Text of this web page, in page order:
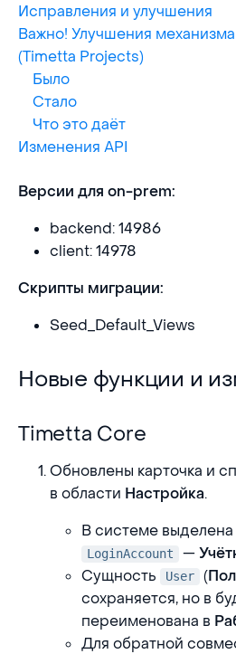
Исправления и улучшения
Важно! Улучшения
(Timetta Projects)
Было
Стало
Что это даёт
Изменения API
Версии для on-prem:
backend: 14986
client: 14978
Скрипты миграции:
Seed_Default_Views
Новые функции и
Новые функции и
Timetta Core
Timetta Core
Обновлены карточка и
в области Настройка.
В системе
LoginAccount —
Сущность
User (
сохраняется, но в
переименована в
Для обратной